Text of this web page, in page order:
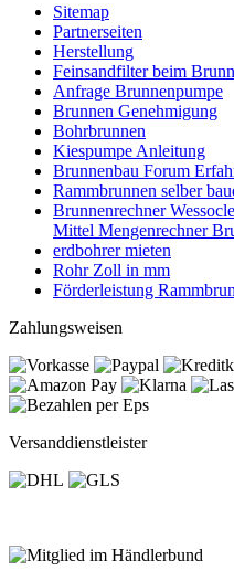
Sitemap
Partnerseiten
Herstellung
Feinsandfilter beim
Anfrage Brunnenpumpe
Brunnen Genehmigung
Bohrbrunnen
Kiespumpe Anleitung
Brunnenbau Forum
Rammbrunnen selber
Brunnenrechner
Mittel Mengenrechner
erdbohrer mieten
Rohr Zoll in mm
Förderleistung
Zahlungsweisen
Versanddienstleister